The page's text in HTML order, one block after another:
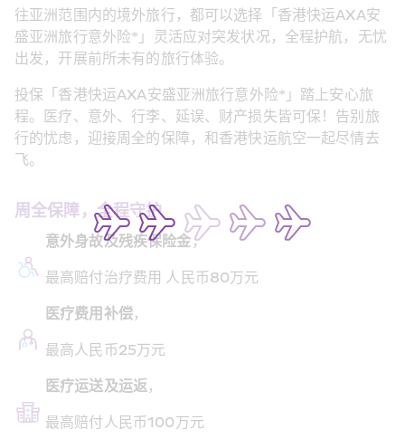
往亚洲范围内的境外旅行，都可以选择「香港快运AXA安
盛亚洲旅行意外险*」灵活应对突发状况，全程护航，无忧
出发，开展前所未有的旅行体验。
投保「香港快运AXA安盛亚洲旅行意外险*」踏上安心旅
程。医疗、意外、行李、延误、财产损失皆可保！告别旅
行的忧虑，迎接周全的保障，和香港快运航空一起尽情去
飞。
周全保障，全程守护
意外身故及残疾保险金 ，
最高赔付治疗费用 人民币80万元
医疗费用补偿，
最高人民币25万元
医疗运送及运返，
最高赔付人民币100万元